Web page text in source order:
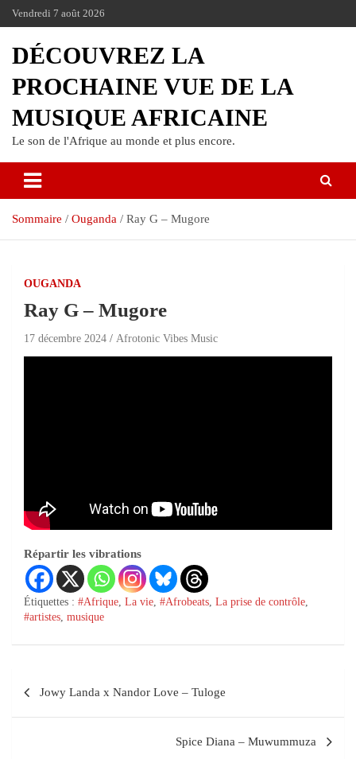
Vendredi 7 août 2026
DÉCOUVREZ LA
PROCHAINE VUE DE LA
MUSIQUE AFRICAINE
Le son de l'Afrique au monde et plus encore.
Sommaire Ouganda Ray G – Mugore
OUGANDA
Ray G – Mugore
17 décembre 2024 Afrotonic Vibes Music
Répartir les vibrations
Étiquettes : #Afrique, La vie, #Afrobeats, La prise de contrôle,
#artistes, musique
Jowy Landa x Nandor Love – Tuloge
Spice Diana – Muwummuza